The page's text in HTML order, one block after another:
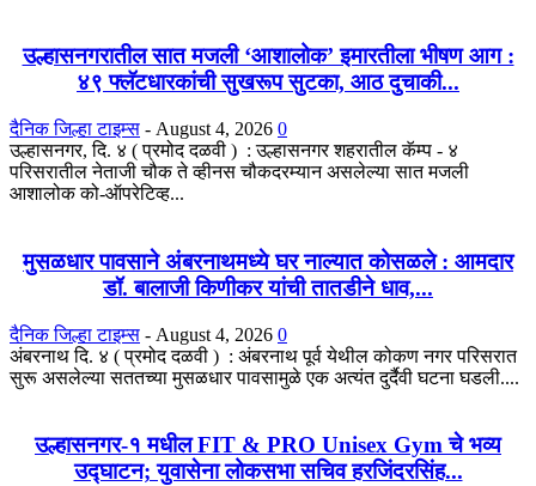
उल्हासनगरातील सात मजली ‘आशालोक’ इमारतीला भीषण आग :
४९ फ्लॅटधारकांची सुखरूप सुटका, आठ दुचाकी...
दैनिक जिल्हा टाइम्स - August 4, 2026 0
उल्हासनगर, दि. ४ ( प्रमोद दळवी ) : उल्हासनगर शहरातील कॅम्प - ४
परिसरातील नेताजी चौक ते व्हीनस चौकदरम्यान असलेल्या सात मजली
आशालोक को-ऑपरेटिव्ह...
मुसळधार पावसाने अंबरनाथमध्ये घर नाल्यात कोसळले : आमदार
डॉ. बालाजी किणीकर यांची तातडीने धाव,...
दैनिक जिल्हा टाइम्स - August 4, 2026 0
अंबरनाथ दि. ४ ( प्रमोद दळवी ) : अंबरनाथ पूर्व येथील कोकण नगर परिसरात
सुरू असलेल्या सततच्या मुसळधार पावसामुळे एक अत्यंत दुर्दैवी घटना घडली....
उल्हासनगर-१ मधील FIT & PRO Unisex Gym चे भव्य
उद्घाटन; युवासेना लोकसभा सचिव हरजिंदरसिंह...